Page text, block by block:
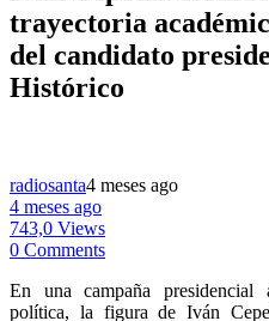
trayectoria
del candidato
Histórico
radiosanta4 meses ago
4 meses ago
743,0 Views
0 Comments
En una campaña presidencial
política, la figura de Iván